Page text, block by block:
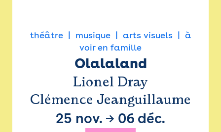
théâtre musique arts visuels
à
voir en famille
Olalaland
Lionel Dray
Clémence Jeanguillaume
25 nov. → 06 déc.